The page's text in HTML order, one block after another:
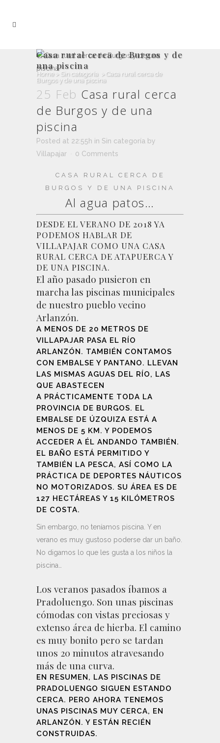
Casa rural cerca de Burgos y de
una piscina
Home> Sin categoría > Casa rural cerca de
Burgos y de una piscina
25 Feb Casa rural cerca
de Burgos y de una
piscina
Posted at 22:55h in Sin categoría by
Villapajar
0 Comments
CASA RURAL CERCA DE
BURGOS Y DE UNA PISCINA
Al agua patos…
DESDE EL VERANO DE 2018 YA
PODEMOS HABLAR DE
VILLAPAJAR COMO UNA CASA
RURAL CERCA DE ATAPUERCA Y
DE UNA PISCINA.
El año pasado pusieron en
marcha las piscinas municipales
de nuestro pueblo vecino
Arlanzón.
A MENOS DE 20 METROS DE
VILLAPAJAR PASA EL RÍO
ARLANZÓN. TAMBIÉN CONTAMOS
CON EMBALSE Y PANTANO. LLEVAN
LAS MISMAS AGUAS DEL RÍO, LAS
QUE ABASTECEN
A PRÁCTICAMENTE TODA LA
PROVINCIA DE BURGOS. EL
EMBALSE DE ÚZQUIZA ESTÁ A
MENOS DE 5 KM. Y PODEMOS
ACCEDER A ÉL ANDANDO TAMBIÉN.
EL BAÑO ESTÁ PERMITIDO Y
TAMBIÉN LA PESCA, ASÍ COMO LA
PRÁCTICA DE DEPORTES NÁUTICOS
NO MOTORIZADOS. SU ÁREA ES DE
127 HECTÁREAS Y 15 KILÓMETROS
DE COSTA.
Sin embargo, no teníamos piscina. Y en
verano es muy gustoso poderse dar un baño.
No digamos lo que les gusta a los niños la
piscina…
Los veranos pasados íbamos a
Pradoluengo. Son unas piscinas
cómodas con vistas preciosas y
extenso área de hierba. El camino
es muy bonito pero se tardan
unos 20 minutos atravesando
más de una curva.
EN RESUMEN, LAS PISCINAS DE
PRADOLUENGO SIGUEN ESTANDO
CERCA. PERO AHORA TENEMOS
UNAS PISCINAS MUY CERCA, EN
ARLANZÓN. Y ESTÁN RECIÉN
CONSTRUIDAS.